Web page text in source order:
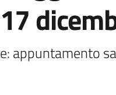
appuntamento